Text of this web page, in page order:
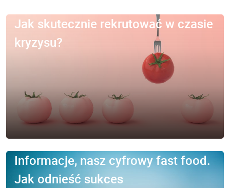
Jak skutecznie rekrutować w czasie
kryzysu?
Informacje, nasz cyfrowy fast food.
Jak odnieść sukces